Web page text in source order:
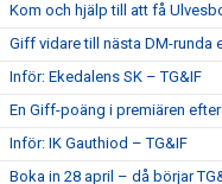
Kom och hjälp till att få
Giff vidare till nästa DM-runda
Inför: Ekedalens SK – TG&IF
En Giff-poäng i premiären
Inför: IK Gauthiod – TG&IF
Boka in 28 april – då börjar